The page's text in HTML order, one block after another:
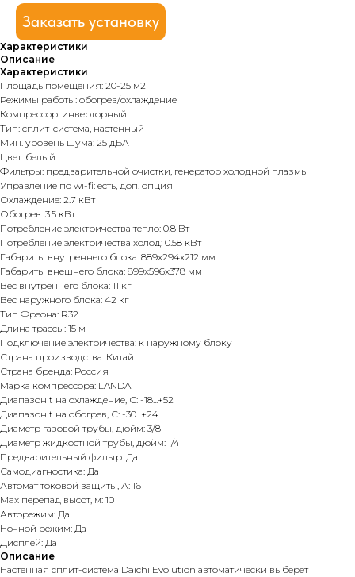
Заказать установку
Характеристики
Описание
Характеристики
Площадь помещения: 20-25 м2
Режимы работы: обогрев/охлаждение
Компрессор: инверторный
Тип: сплит-система, настенный
Мин. уровень шума: 25 дБА
Цвет: белый
Фильтры: предварительной очистки, генератор холодной плазмы
Управление по wi-fi: есть, доп. опция
Охлаждение: 2.7 кВт
Обогрев: 3.5 кВт
Потребление электричества тепло: 0.8 Вт
Потребление электричества холод: 0.58 кВт
Габариты внутреннего блока: 889х294х212 мм
Габариты внешнего блока: 899х596х378 мм
Вес внутреннего блока: 11 кг
Вес наружного блока: 42 кг
Тип Фреона: R32
Длина трассы: 15 м
Подключение электричества: к наружному блоку
Страна производства: Китай
Страна бренда: Россия
Марка компрессора: LANDA
Диапазон t на охлаждение, С: -18...+52
Диапазон t на обогрев, С: -30...+24
Диаметр газовой трубы, дюйм: 3/8
Диаметр жидкостной трубы, дюйм: 1/4
Предварительный фильтр: Да
Самодиагностика: Да
Автомат токовой защиты, А: 16
Max перепад высот, м: 10
Авторежим: Да
Ночной режим: Да
Дисплей: Да
Описание
Настенная сплит-система Daichi Evolution автоматически выберет